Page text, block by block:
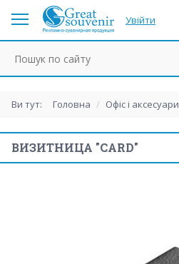
Увійти
Ви тут: Головна / Офіс і аксесуари
ВИЗИТНИЦА "CARD"